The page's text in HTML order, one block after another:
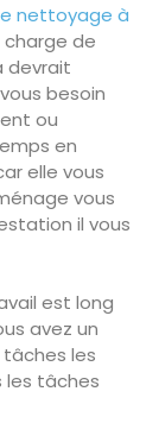
nettoyage à
charge de
devrait
besoin
ou
en
elle vous
vous
il vous
est long
avez un
les
les tâches